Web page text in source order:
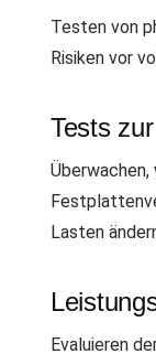
Testen von
Risiken vor
Tests
Überwachen,
Lasten
Evaluieren